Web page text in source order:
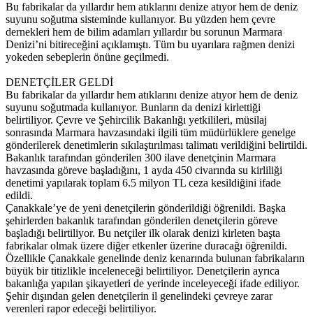
Bu fabrikalar da yıllardır hem atıklarını denize atıyor hem de deniz
suyunu soğutma sisteminde kullanıyor. Bu yüzden hem çevre
dernekleri hem de bilim adamları yıllardır bu sorunun Marmara
Denizi’ni bitireceğini açıklamıştı. Tüm bu uyarılara rağmen denizi
yokeden sebeplerin önüne geçilmedi.
DENETÇİLER GELDİ
Bu fabrikalar da yıllardır hem atıklarını denize atıyor hem de deniz
suyunu soğutmada kullanıyor. Bunların da denizi kirlettiği
belirtiliyor. Çevre ve Şehircilik Bakanlığı yetkilileri, müsilaj
sonrasında Marmara havzasındaki ilgili tüm müdürlüklere genelge
gönderilerek denetimlerin sıkılaştırılması talimatı verildiğini belirtildi.
Bakanlık tarafından gönderilen 300 ilave denetçinin Marmara
havzasında göreve başladığını, 1 ayda 450 civarında su kirliliği
denetimi yapılarak toplam 6.5 milyon TL ceza kesildiğini ifade
edildi.
Çanakkale’ye de yeni denetçilerin gönderildiği öğrenildi. Başka
şehirlerden bakanlık tarafından gönderilen denetçilerin göreve
başladığı belirtiliyor. Bu netçiler ilk olarak denizi kirleten başta
fabrikalar olmak üzere diğer etkenler üzerine duracağı öğrenildi.
Özellikle Çanakkale genelinde deniz kenarında bulunan fabrikaların
büyük bir titizlikle inceleneceği belirtiliyor. Denetçilerin ayrıca
bakanlığa yapılan şikayetleri de yerinde inceleyeceği ifade ediliyor.
Şehir dışından gelen denetçilerin il genelindeki çevreye zarar
verenleri rapor edeceği belirtiliyor.